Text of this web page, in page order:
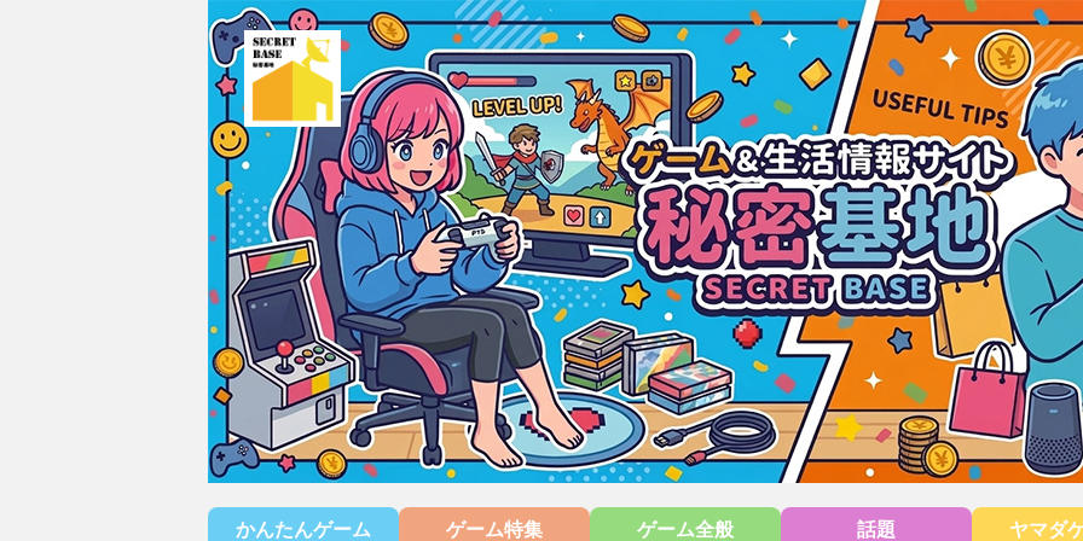
かんたんゲーム ゲーム特集 ゲーム全般 話題 ヤマダ